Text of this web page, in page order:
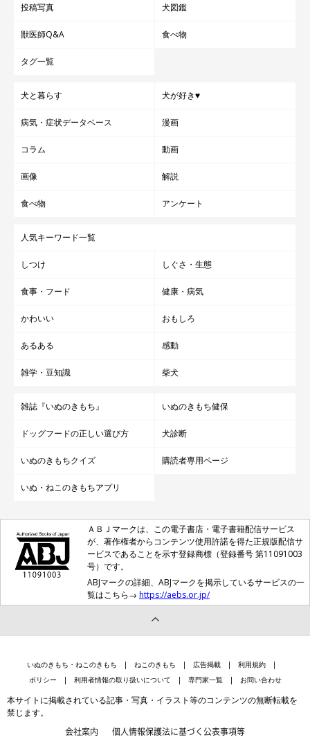
投稿写真 犬図鑑
獣医師Q&A 食べ物
タグ一覧
犬と暮らす 犬が好き♥
病気・症状データベース 漫画
コラム 動画
画像 解説
食べ物 アンケート
人気キーワード一覧
しつけ しぐさ・生態
食事・フード 健康・病気
かわいい おもしろ
あるある 感動
雑学・豆知識 柴犬
雑誌『いぬのきもち』 いぬのきもち健保
ドッグフードの正しい選び方 犬診断
いぬのきもちクイズ 購読者専用ページ
いぬ・ねこのきもちアプリ
ＡＢＪマークは、この電子書店・電子書籍配信サービス
が、著作権者からコンテンツ使用許諾を得た正規版配信サ
ービスであることを示す登録商標（登録番号 第11091003
号）です。
ABJマークの詳細、ABJマークを掲示しているサービスの一
覧はこちら→ https://aebs.or.jp/
いぬのきもち・ねこのきもち ねこのきもち 広告掲載
利用規約
ポリシー
利用者情報の取り扱いについて 専門家一覧 お問い合わせ
本サイトに掲載されている記事・写真・イラスト等のコンテンツの無断転載を
禁じます。
会社案内 個人情報保護法に基づく公表事項等